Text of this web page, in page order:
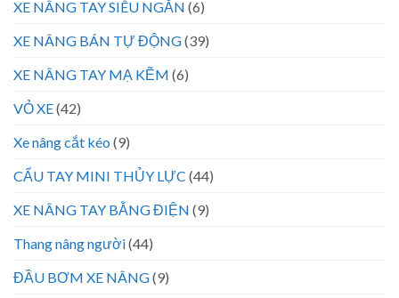
XE NÂNG TAY SIÊU NGẮN (6)
XE NÂNG BÁN TỰ ĐỘNG(39)
XE NÂNG TAY MẠ KẼM (6)
VỎ XE(42)
Xe nâng cắt kéo (9)
CẨU TAY MINI THỦY LỰC (44)
XE NÂNG TAY BẰNG ĐIỆN (9)
Thang nâng người(44)
ĐẦU BƠM XE NÂNG(9)